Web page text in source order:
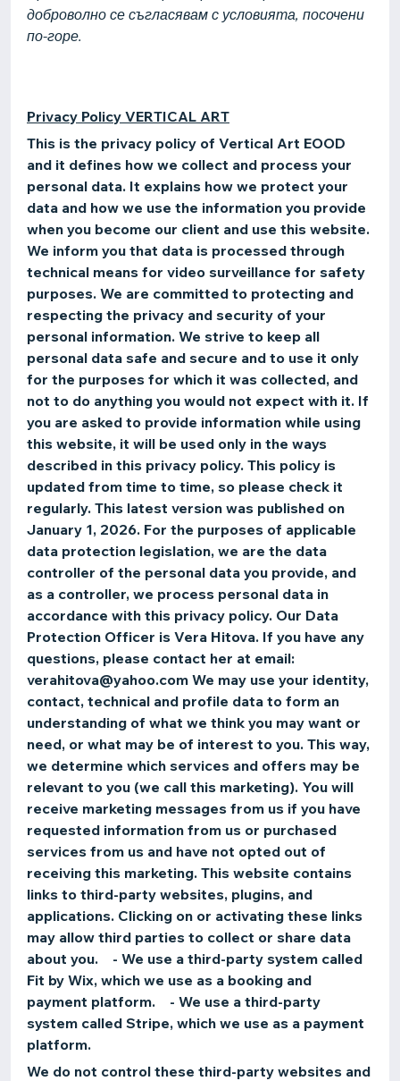
доброволно се съгласявам с условията, посочени
по-горе.
Privacy Policy VERTICAL ART
This is the privacy policy of Vertical Art EOOD
and it defines how we collect and process your
personal data. It explains how we protect your
data and how we use the information you provide
when you become our client and use this website.
We inform you that data is processed through
technical means for video surveillance for safety
purposes. We are committed to protecting and
respecting the privacy and security of your
personal information. We strive to keep all
personal data safe and secure and to use it only
for the purposes for which it was collected, and
not to do anything you would not expect with it. If
you are asked to provide information while using
this website, it will be used only in the ways
described in this privacy policy. This policy is
updated from time to time, so please check it
regularly. This latest version was published on
January 1, 2026. For the purposes of applicable
data protection legislation, we are the data
controller of the personal data you provide, and
as a controller, we process personal data in
accordance with this privacy policy. Our Data
Protection Officer is Vera Hitova. If you have any
questions, please contact her at email:
verahitova@yahoo.com We may use your identity,
contact, technical and profile data to form an
understanding of what we think you may want or
need, or what may be of interest to you. This way,
we determine which services and offers may be
relevant to you (we call this marketing). You will
receive marketing messages from us if you have
requested information from us or purchased
services from us and have not opted out of
receiving this marketing. This website contains
links to third-party websites, plugins, and
applications. Clicking on or activating these links
may allow third parties to collect or share data
about you. - We use a third-party system called
Fit by Wix, which we use as a booking and
payment platform. - We use a third-party
system called Stripe, which we use as a payment
platform.
We do not control these third-party websites and